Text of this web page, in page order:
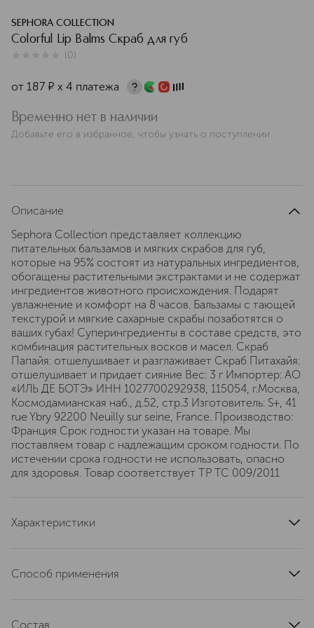
SEPHORA COLLECTION
Colorful Lip Balms Скраб для губ
(0)
от 187 ¤ х 4 платежа
Временно нет в наличии
Добавьте его в избранное, чтобы узнать о поступлении
Описание
Sephora Collection представляет коллекцию
питательных бальзамов и мягких скрабов для губ,
которые на 95% состоят из натуральных ингредиентов,
обогащены растительными экстрактами и не содержат
ингредиентов животного происхождения. Подарят
увлажнение и комфорт на 8 часов. Бальзамы с тающей
текстурой и мягкие сахарные скрабы позаботятся о
ваших губах! Суперингредиенты в составе средств, это
комбинация растительных восков и масел. Скраб
Папайя: отшелушивает и разглаживает Скраб Питахайя:
отшелушивает и придает сияние Вес: 3 г Импортер: АО
«ИЛЬ ДЕ БОТЭ» ИНН 1027700292938, 115054, г.Москва,
Космодамианская наб., д.52, стр.3 Изготовитель: S+, 41
rue Ybry 92200 Neuilly sur seine, France. Производство:
Франция Срок годности указан на товаре. Мы
поставляем товар с надлежащим сроком годности. По
истечении срока годности не использовать, опасно
для здоровья. Товар соответствует ТР ТС 009/2011
Характеристики
Способ применения
Состав